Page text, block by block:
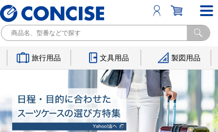
旅行用品 文具用品 製図用品